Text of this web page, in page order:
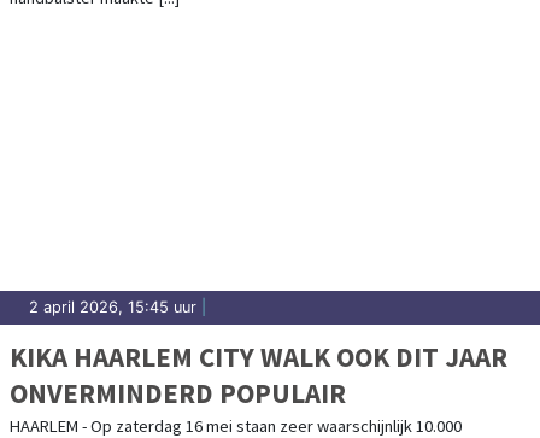
2 april 2026, 15:45 uur
KIKA HAARLEM CITY WALK OOK DIT JAAR
ONVERMINDERD POPULAIR
HAARLEM - Op zaterdag 16 mei staan zeer waarschijnlijk 10.000